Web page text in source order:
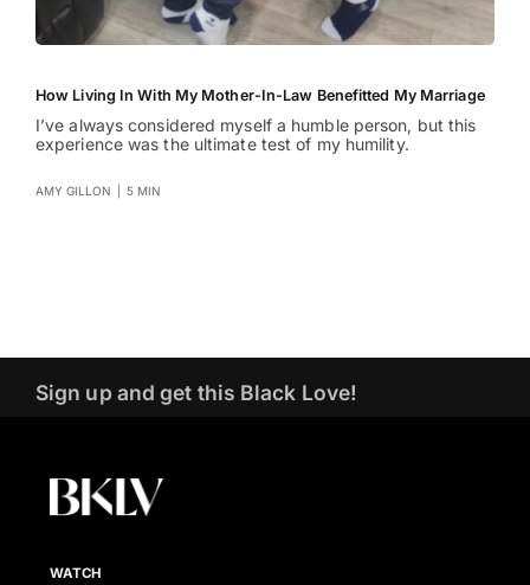
How Living In With My Mother-In-Law Benefitted My Marriage
I’ve always considered myself a humble person, but this
experience was the ultimate test of my humility.
AMY GILLON 5 MIN
Sign up and get this Black Love!
WATCH